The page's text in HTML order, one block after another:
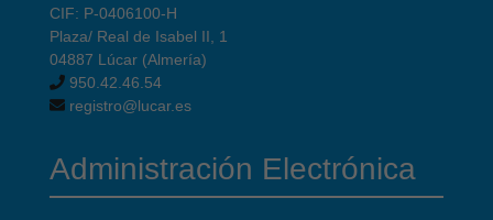
CIF: P-0406100-H
Plaza/ Real de Isabel II, 1
04887 Lúcar (Almería)
950.42.46.54
registro@lucar.es
Administración Electrónica